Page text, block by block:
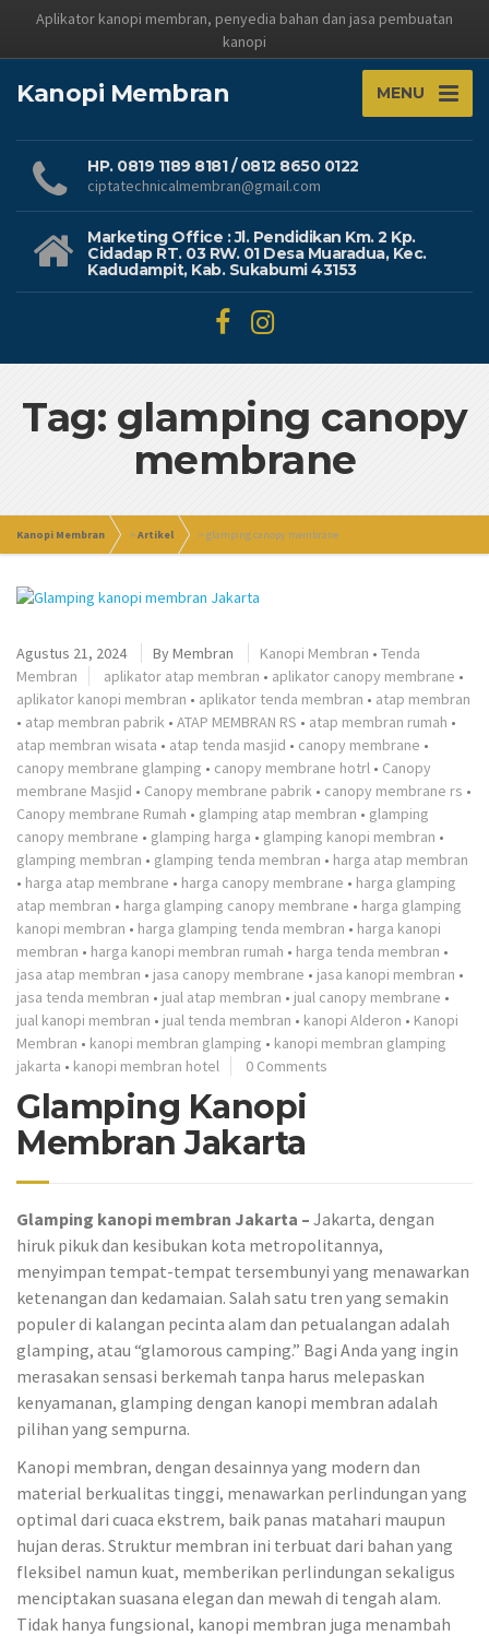
Aplikator kanopi membran, penyedia bahan dan jasa pembuatan
kanopi
Kanopi Membran MENU
HP. 0819 1189 8181 / 0812 8650 0122
ciptatechnicalmembran@gmail.com
Marketing Office : Jl. Pendidikan Km. 2 Kp.
Cidadap RT. 03 RW. 01 Desa Muaradua, Kec.
Kadudampit, Kab. Sukabumi 43153
Tag: glamping canopy
membrane
Kanopi Membran >Artikel >glamping canopy membrane
Agustus 21, 2024 ByMembran Kanopi Membran • Tenda
Membran
aplikator atap membran • aplikator canopy membrane •
aplikator kanopi membran • aplikator tenda membran • atap membran
• atap membran pabrik • ATAP MEMBRAN RS • atap membran rumah •
atap membran wisata • atap tenda masjid • canopy membrane •
canopy membrane glamping • canopy membrane hotrl • Canopy
membrane Masjid • Canopy membrane pabrik • canopy membrane rs •
Canopy membrane Rumah • glamping atap membran • glamping
canopy membrane • glamping harga • glamping kanopi membran •
glamping membran • glamping tenda membran • harga atap membran
• harga atap membrane • harga canopy membrane • harga glamping
atap membran • harga glamping canopy membrane • harga glamping
kanopi membran • harga glamping tenda membran • harga kanopi
membran • harga kanopi membran rumah • harga tenda membran •
jasa atap membran • jasa canopy membrane • jasa kanopi membran •
jasa tenda membran • jual atap membran • jual canopy membrane •
jual kanopi membran • jual tenda membran • kanopi Alderon • Kanopi
Membran • kanopi membran glamping • kanopi membran glamping
jakarta • kanopi membran hotel 0 Comments
Glamping Kanopi
Membran Jakarta
Glamping kanopi membran Jakarta – Jakarta, dengan
hiruk pikuk dan kesibukan kota metropolitannya,
menyimpan tempat-tempat tersembunyi yang menawarkan
ketenangan dan kedamaian. Salah satu tren yang semakin
populer di kalangan pecinta alam dan petualangan adalah
glamping, atau “glamorous camping.” Bagi Anda yang ingin
merasakan sensasi berkemah tanpa harus melepaskan
kenyamanan, glamping dengan kanopi membran adalah
pilihan yang sempurna.
Kanopi membran, dengan desainnya yang modern dan
material berkualitas tinggi, menawarkan perlindungan yang
optimal dari cuaca ekstrem, baik panas matahari maupun
hujan deras. Struktur membran ini terbuat dari bahan yang
fleksibel namun kuat, memberikan perlindungan sekaligus
menciptakan suasana elegan dan mewah di tengah alam.
Tidak hanya fungsional, kanopi membran juga menambah